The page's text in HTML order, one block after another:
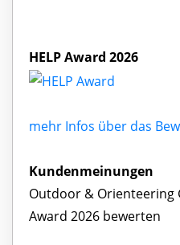
HELP Award 2026
mehr Infos über das
Kundenmeinungen
Outdoor & Orienteering
Award 2026 bewerten